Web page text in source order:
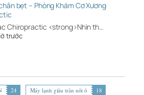
bẹt – Phòng Khám Cơ Xương
Chiropractic <strong>Nhìn th…
trước
24 Máy lạnh giấu trần nối ố
18